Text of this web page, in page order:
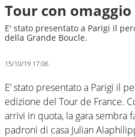
Tour con
E' stato presentato a Parigi il
della Grande Boucle.
15/10/19 17:06
E’ stato presentato a Parigi il
edizione del Tour de France.
arrivi in quota, la gara sembra
padroni di casa Julian